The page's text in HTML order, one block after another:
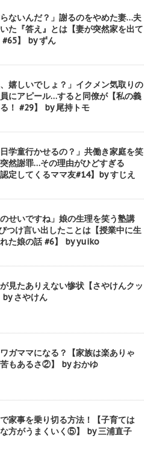
らないんだ？」謝るのをやめた妻…夫
た『答え』とは【妻が突然家を出て
】 by ずん
、嬉しいでしょ？」イクメン気取りの
にアピール…すると同僚が【私の義
！ #29】 by 尾持トモ
日学童行かせるの？」共働き家庭を笑
然謝罪…その理由がひどすぎる
認定してくるママ友#14】by すじえ
のせいですね」娘の生理を笑う塾講
つけ言い出したことは【授業中に生
た娘の話 #6】 by yuiko
見たありえない惨状【さやけんクッ
さやけん
ガママになる？【家族は楽ありゃ
苦もあるさ②】 by おかゆ
家事を乗り切る方法！【子育ては
な方がうまくいく⑤】 by 三浦直子